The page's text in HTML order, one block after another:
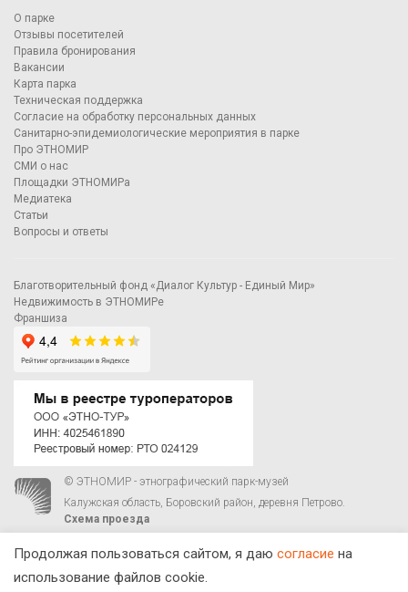
О парке
Отзывы посетителей
Правила бронирования
Вакансии
Карта парка
Техническая поддержка
Согласие на обработку персональных данных
Санитарно-эпидемиологические мероприятия в парке
Про ЭТНОМИР
СМИ о нас
Площадки ЭТНОМИРа
Медиатека
Статьи
Вопросы и ответы
Благотворительный фонд «Диалог Культур - Единый Мир»
Недвижимость в ЭТНОМИРе
Франшиза
© ЭТНОМИР - этнографический парк-музей
Калужская область, Боровский район, деревня Петрово.
Схема проезда
Продолжая пользоваться сайтом, я даю согласие на
использование файлов cookie.